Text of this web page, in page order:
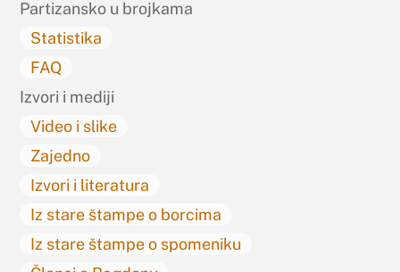
Partizansko u brojkama
Statistika
FAQ
Izvori i mediji
Video i slike
Zajedno
Izvori i literatura
Iz stare štampe o borcima
Iz stare štampe o spomeniku